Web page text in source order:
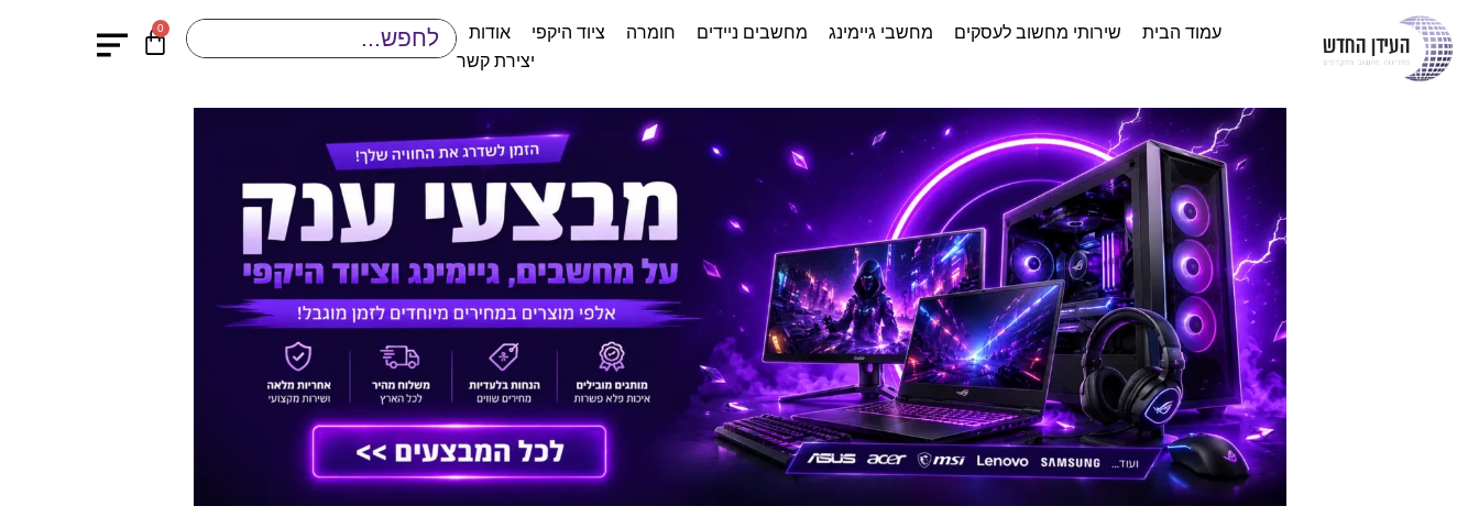
עמוד הבית שירותי מחשוב לעסקים מחשבי גיימינג מחשבים ניידים חומרה ציוד היקפי
אודות
יצירת קשר
0